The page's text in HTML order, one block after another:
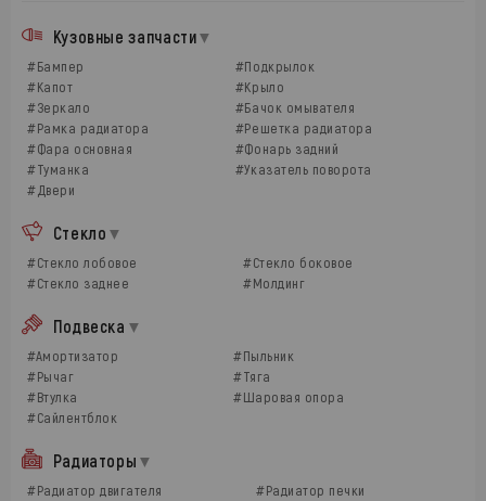
Кузовные запчасти
#Бампер
#Подкрылок
#Капот
#Крыло
#Зеркало
#Бачок омывателя
#Рамка радиатора
#Решетка радиатора
#Фара основная
#Фонарь задний
#Туманка
#Указатель поворота
#Двери
Стекло
#Стекло лобовое
#Стекло боковое
#Стекло заднее
#Молдинг
Подвеска
#Амортизатор
#Пыльник
#Рычаг
#Тяга
#Втулка
#Шаровая опора
#Сайлентблок
Радиаторы
#Радиатор двигателя
#Радиатор печки